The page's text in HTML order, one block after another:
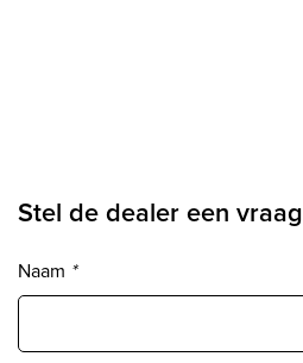
Stel de dealer een vraag
Naam *